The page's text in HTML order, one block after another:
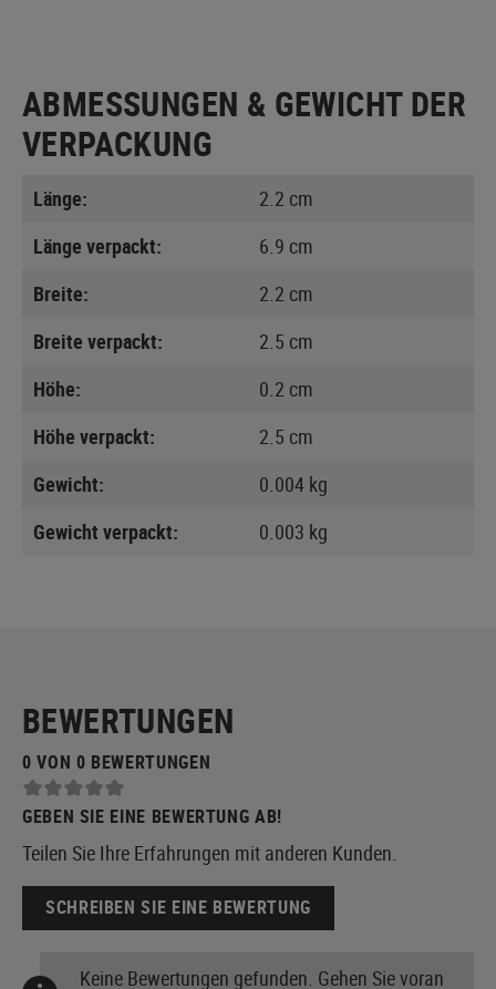
ABMESSUNGEN & GEWICHT DER
VERPACKUNG
Länge:
2.2 cm
Länge verpackt:
6.9 cm
Breite:
2.2 cm
Breite verpackt:
2.5 cm
Höhe:
0.2 cm
Höhe verpackt:
2.5 cm
Gewicht:
0.004 kg
Gewicht verpackt:
0.003 kg
BEWERTUNGEN
0 VON 0 BEWERTUNGEN
GEBEN SIE EINE BEWERTUNG AB!
Teilen Sie Ihre Erfahrungen mit anderen Kunden.
SCHREIBEN SIE EINE BEWERTUNG
Keine Bewertungen gefunden. Gehen Sie voran